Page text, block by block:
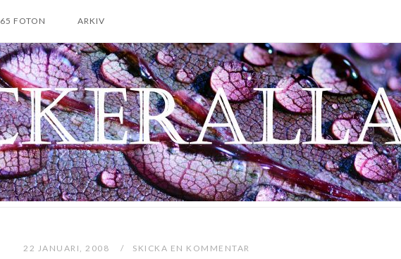
FOTON ARKIV
22 JANUARI, 2008 SKICKA EN KOMMENTAR